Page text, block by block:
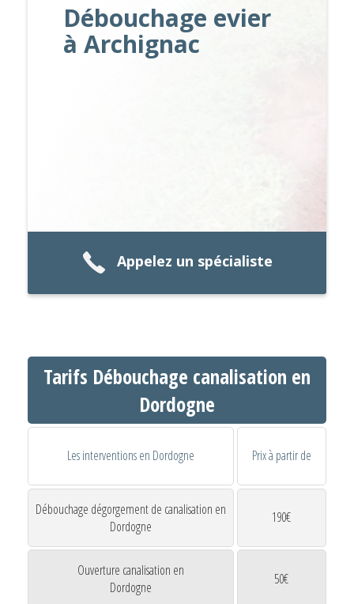
Débouchage evier
à Archignac
Appelez un spécialiste
Tarifs Débouchage canalisation en
Dordogne
Les interventions en Dordogne Prix à partir de
Débouchage dégorgement de canalisation en
Dordogne
190€
Ouverture canalisation en
Dordogne
50€